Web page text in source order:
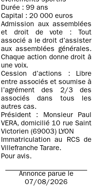
Durée : 99 ans
Capital : 20 000 euros
Admission aux assemblées
et droit de vote : Tout
associé a le droit d’assister
aux assemblées générales.
Chaque action donne droit à
une voix.
Cession d’actions : Libre
entre associés et soumise à
l’agrément des 2/3 des
associés dans tous les
autres cas.
Président : Monsieur Paul
VERA, domicilié 10 rue Saint
Victorien (69003) LYON
Immatriculation au RCS de
Villefranche Tarare.
Pour avis.
Annonce parue le
07/08/2026